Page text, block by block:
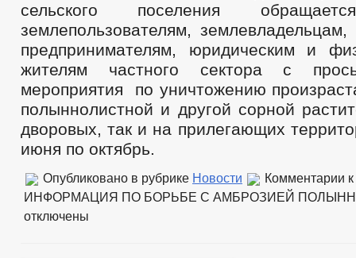
сельского поселения
землепользователям,
предпринимателям, юридическим и
жителям частного сектора с
мероприятия по уничтожению
полыннолистной и другой сорной
дворовых, так и на прилегающих
июня по октябрь.
Опубликовано в рубрике Новости Комментарии
ИНФОРМАЦИЯ ПО БОРЬБЕ С АМБРОЗИЕЙ
отключены